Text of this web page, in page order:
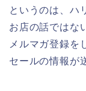
というのは、ハ
お店の話ではな
メルマガ登録を
セールの情報が